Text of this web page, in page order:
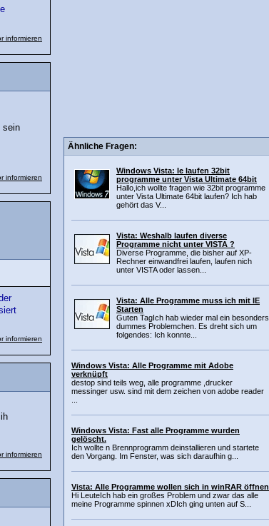
informieren
sein
informieren
informieren
informieren
Ähnliche Fragen:
Windows Vista: Ie laufen 32bit
programme unter Vista Ultimate 64bit
Hallo,ich wollte fragen wie 32bit programme
unter Vista Ultimate 64bit laufen? Ich hab
gehört das V...
Vista: Weshalb laufen diverse
Programme nicht unter VISTA ?
Diverse Programme, die bisher auf XP-
Rechner einwandfrei laufen, laufen nich
unter VISTA oder lassen...
Vista: Alle Programme muss ich mit IE
Starten
Guten TagIch hab wieder mal ein besonders
dummes Problemchen. Es dreht sich um
folgendes: Ich konnte...
Windows Vista: Alle Programme mit Adobe
verknüpft
destop sind teils weg, alle programme ,drucker
messinger usw. sind mit dem zeichen von adobe reader
...
Windows Vista: Fast alle Programme wurden
gelöscht.
Ich wollte n Brennprogramm deinstallieren und startete
den Vorgang. Im Fenster, was sich daraufhin g...
Vista: Alle Programme wollen sich in winRAR öffnen
Hi LeuteIch hab ein großes Problem und zwar das alle
meine Programme spinnen xDIch ging unten auf S...